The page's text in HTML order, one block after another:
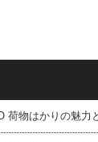
荷物はかりの魅力